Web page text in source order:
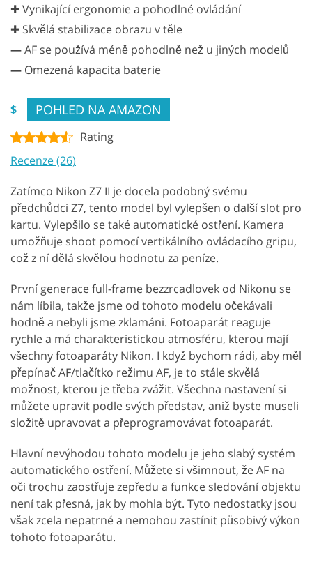
✚ Vynikající ergonomie a pohodlné ovládání
✚ Skvělá stabilizace obrazu v těle
—AF se používá méně pohodlně než u jiných modelů
— Omezená kapacita baterie
$ POHLED NA AMAZON
Rating
Recenze (26)
Zatímco Nikon Z7 II je docela podobný svému
předchůdci Z7, tento model byl vylepšen o další slot pro
kartu. Vylepšilo se také automatické ostření. Kamera
umožňuje shoot pomocí vertikálního ovládacího gripu,
což z ní dělá skvělou hodnotu za peníze.
První generace full-frame bezzrcadlovek od Nikonu se
nám líbila, takže jsme od tohoto modelu očekávali
hodně a nebyli jsme zklamáni. Fotoaparát reaguje
rychle a má charakteristickou atmosféru, kterou mají
všechny fotoaparáty Nikon. I když bychom rádi, aby měl
přepínač AF/tlačítko režimu AF, je to stále skvělá
možnost, kterou je třeba zvážit. Všechna nastavení si
můžete upravit podle svých představ, aniž byste museli
složitě upravovat a přeprogramovávat fotoaparát.
Hlavní nevýhodou tohoto modelu je jeho slabý systém
automatického ostření. Můžete si všimnout, že AF na
oči trochu zaostřuje zepředu a funkce sledování objektu
není tak přesná, jak by mohla být. Tyto nedostatky jsou
však zcela nepatrné a nemohou zastínit působivý výkon
tohoto fotoaparátu.